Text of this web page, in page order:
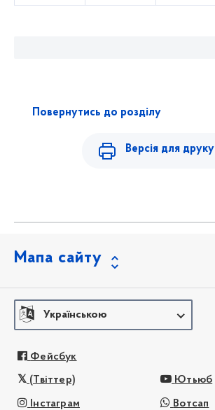
Повернутись до розділу
Версія для друку
Мапа сайту
Українською
Фейсбук
(Твіттер) Ютьюб
Інстаграм Вотсап